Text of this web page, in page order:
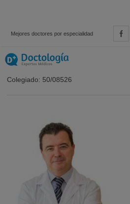
Mejores doctores por especialidad
Dr. Luis Rodríguez-Vela
Colegiado: 50/08526